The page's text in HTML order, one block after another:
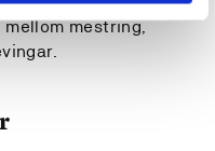
mestring,